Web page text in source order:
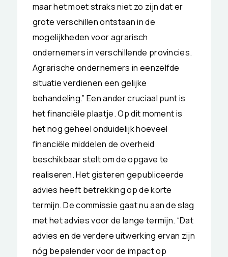
maar het moet straks niet zo zijn dat er
grote verschillen ontstaan in de
mogelijkheden voor agrarisch
ondernemers in verschillende provincies.
Agrarische ondernemers in eenzelfde
situatie verdienen een gelijke
behandeling.” Een ander cruciaal punt is
het financiële plaatje. Op dit moment is
het nog geheel onduidelijk hoeveel
financiële middelen de overheid
beschikbaar stelt om de opgave te
realiseren. Het gisteren gepubliceerde
advies heeft betrekking op de korte
termijn. De commissie gaat nu aan de slag
met het advies voor de lange termijn. “Dat
advies en de verdere uitwerking ervan zijn
nóg bepalender voor de impact op